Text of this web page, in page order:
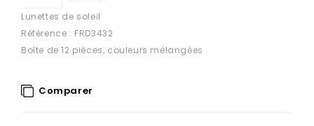
Lunettes de soleil
Référence : FRD3432
Boîte de 12 pièces, couleurs mélangées
Comparer